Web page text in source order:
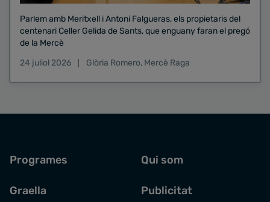
Parlem amb Meritxell i Antoni Falgueras, els propietaris del
centenari Celler Gelida de Sants, que enguany faran el pregó
de la Mercè
24 juliol 2026
Glòria Romero, Mercè Raga
Programes
Graella
Qui som
Publicitat